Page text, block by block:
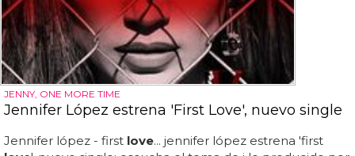
JENNY, ONE MORE TIME
Jennifer López estrena 'First Love', nuevo single
Jennifer lópez - first love... jennifer lópez estrena 'first